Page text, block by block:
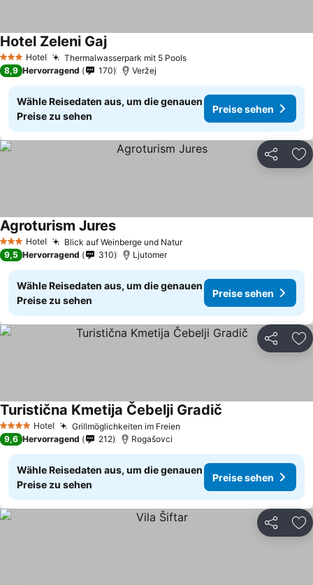
3 SterneHotel Thermalwasserpark mit 5 PoolsPreise sehen
Hotel Zeleni GajPreise sehen
8,9 Hervorragend 170 Veržej
Wähle Reisedaten aus, um die genauen
Preise zu sehen
Preise sehen
Teilen
3 SterneHotel Blick auf Weinberge und NaturPreise sehen
Agroturism JuresPreise sehen
9,5 Hervorragend 310 Ljutomer
Wähle Reisedaten aus, um die genauen
Preise zu sehen
Preise sehen
Teilen
4 Sterne Hotel Grillmöglichkeiten im Freien
Turistična Kmetija Čebelji Gradič
9,6 Hervorragend 212 Rogašovci
Wähle Reisedaten aus, um die genauen
Preise zu sehen
Preise sehen
Teilen